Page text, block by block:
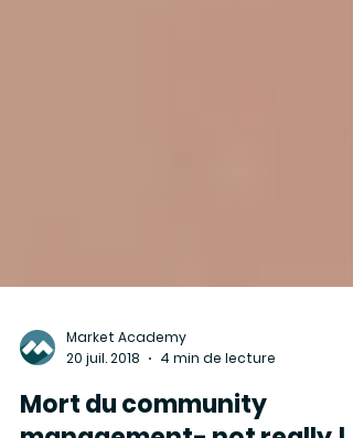
Market Academy
20 juil. 2018
4 min de lecture